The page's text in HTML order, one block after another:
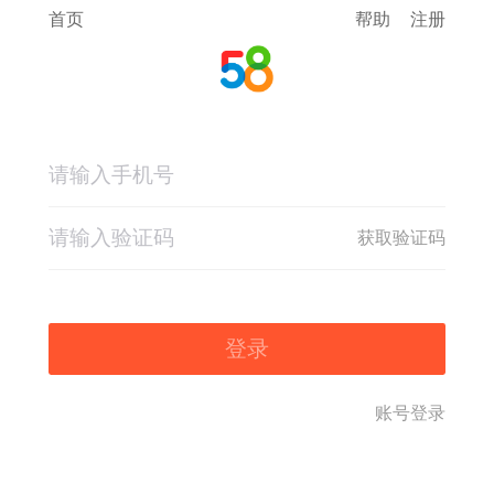
首页 帮助 注册
获取验证码
登录
账号登录